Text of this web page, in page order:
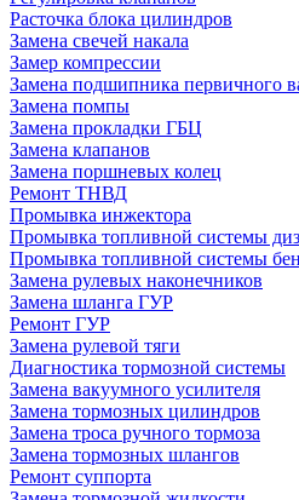
Расточка блока цилиндров
Замена свечей накала
Замер компрессии
Замена подшипника первичного
Замена помпы
Замена прокладки ГБЦ
Замена клапанов
Замена поршневых колец
Ремонт ТНВД
Промывка инжектора
Промывка топливной системы
Промывка топливной системы
Замена рулевых наконечников
Замена шланга ГУР
Ремонт ГУР
Замена рулевой тяги
Диагностика тормозной системы
Замена вакуумного усилителя
Замена тормозных цилиндров
Замена троса ручного тормоза
Замена тормозных шлангов
Ремонт суппорта